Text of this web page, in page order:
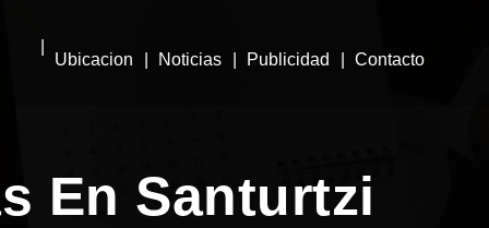
Ubicacion Noticias Publicidad Contacto
En Santurtzi